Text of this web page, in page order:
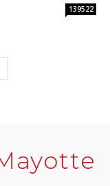
139522